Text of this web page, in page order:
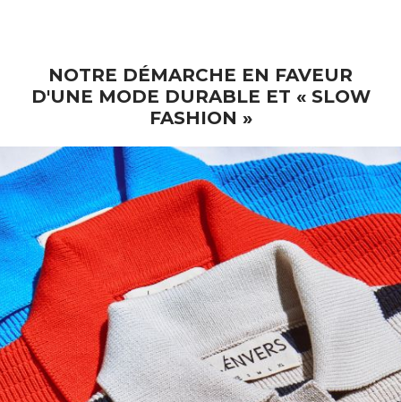
NOTRE DÉMARCHE EN FAVEUR
D'UNE MODE DURABLE ET « SLOW
FASHION »